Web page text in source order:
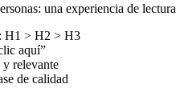
una experiencia de
H1 > H2 > H3
aquí”
relevante
de calidad